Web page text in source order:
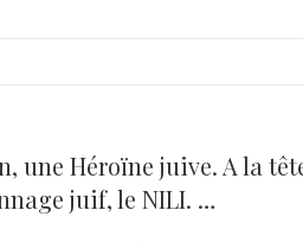
une Héroïne juive. A la
juif, le NILI. …